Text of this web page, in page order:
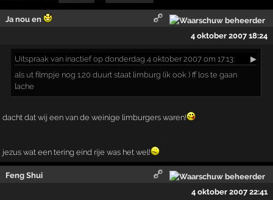
Ja nou en
4 oktober 2007 18:24
Uitspraak van inactief op donderdag 4 oktober 2007 om 17:13:
▶
als ut filmpje nog 1.20 duurt staat limburg (ik ook ) ff los te gaan
lache
dacht dat wij een van de weinige limburgers waren!
jezus wat een tering eind rije was het wel!
Feng Shui
4 oktober 2007 22:41